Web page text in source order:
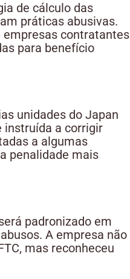
de cálculo das
práticas abusivas.
empresas contratantes
para benefício
unidades do Japan
instruída a corrigir
a algumas
penalidade mais
padronizado em
A empresa não
mas reconheceu